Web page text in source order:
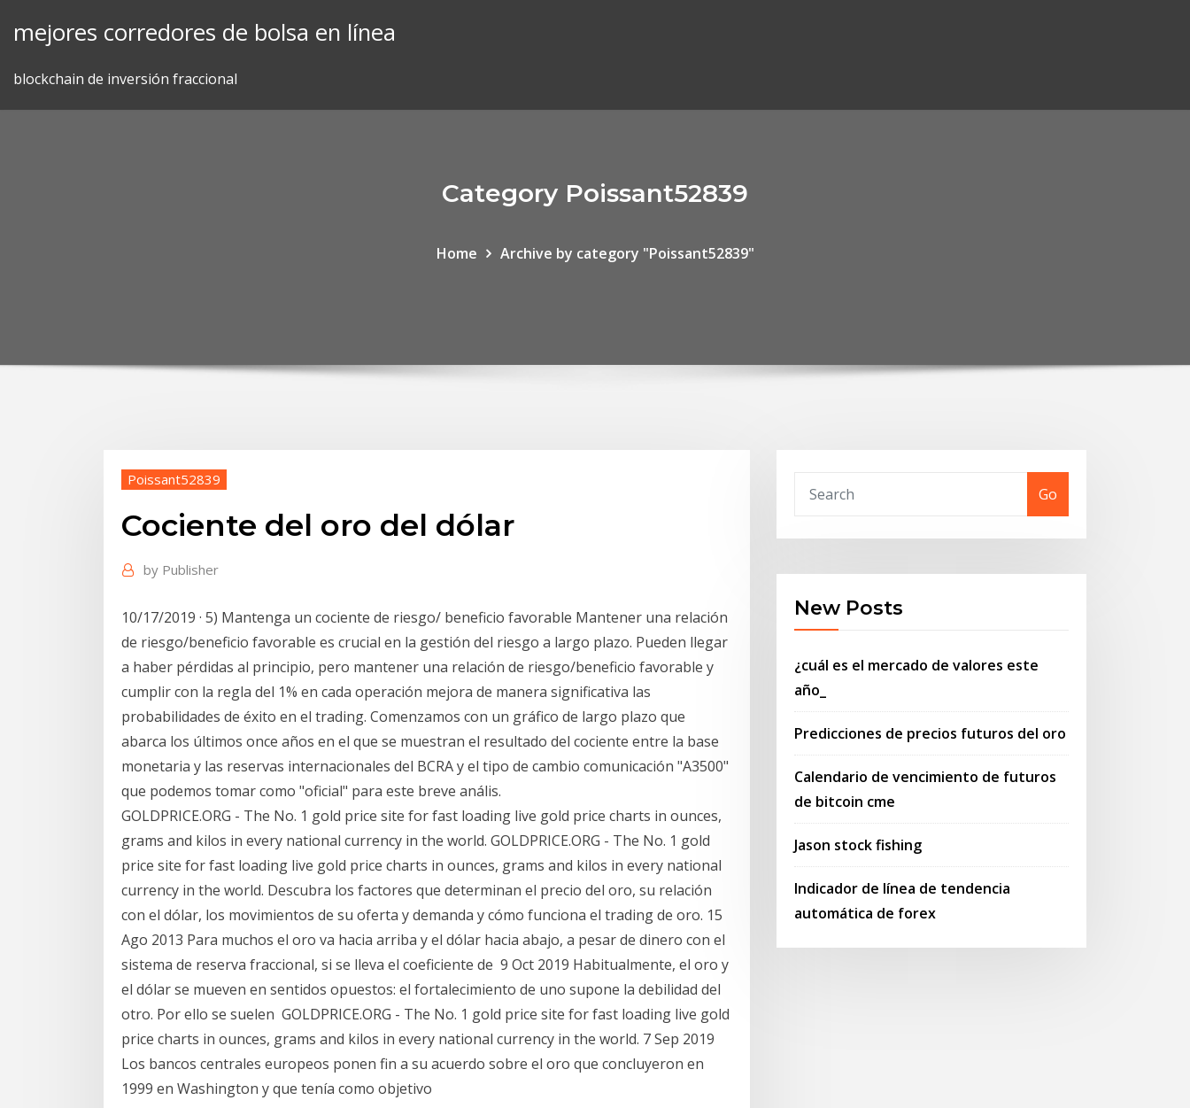
mejores corredores de bolsa en línea
blockchain de inversión fraccional
Category Poissant52839
Home Archive by category "Poissant52839"
Poissant52839
Cociente del oro del dólar
by Publisher
10/17/2019 · 5) Mantenga un cociente de riesgo/ beneficio favorable Mantener una relación
de riesgo/beneficio favorable es crucial en la gestión del riesgo a largo plazo. Pueden llegar
a haber pérdidas al principio, pero mantener una relación de riesgo/beneficio favorable y
cumplir con la regla del 1% en cada operación mejora de manera significativa las
probabilidades de éxito en el trading. Comenzamos con un gráfico de largo plazo que
abarca los últimos once años en el que se muestran el resultado del cociente entre la base
monetaria y las reservas internacionales del BCRA y el tipo de cambio comunicación "A3500"
que podemos tomar como "oficial" para este breve anális.
GOLDPRICE.ORG - The No. 1 gold price site for fast loading live gold price charts in ounces,
grams and kilos in every national currency in the world. GOLDPRICE.ORG - The No. 1 gold
price site for fast loading live gold price charts in ounces, grams and kilos in every national
currency in the world. Descubra los factores que determinan el precio del oro, su relación
con el dólar, los movimientos de su oferta y demanda y cómo funciona el trading de oro. 15
Ago 2013 Para muchos el oro va hacia arriba y el dólar hacia abajo, a pesar de dinero con el
sistema de reserva fraccional, si se lleva el coeficiente de 9 Oct 2019 Habitualmente, el oro y
el dólar se mueven en sentidos opuestos: el fortalecimiento de uno supone la debilidad del
otro. Por ello se suelen GOLDPRICE.ORG - The No. 1 gold price site for fast loading live gold
price charts in ounces, grams and kilos in every national currency in the world. 7 Sep 2019
Los bancos centrales europeos ponen fin a su acuerdo sobre el oro que concluyeron en
1999 en Washington y que tenía como objetivo
Go
New Posts
¿cuál es el mercado de valores este
año_
Predicciones de precios futuros del oro
Calendario de vencimiento de futuros
de bitcoin cme
Jason stock fishing
Indicador de línea de tendencia
automática de forex